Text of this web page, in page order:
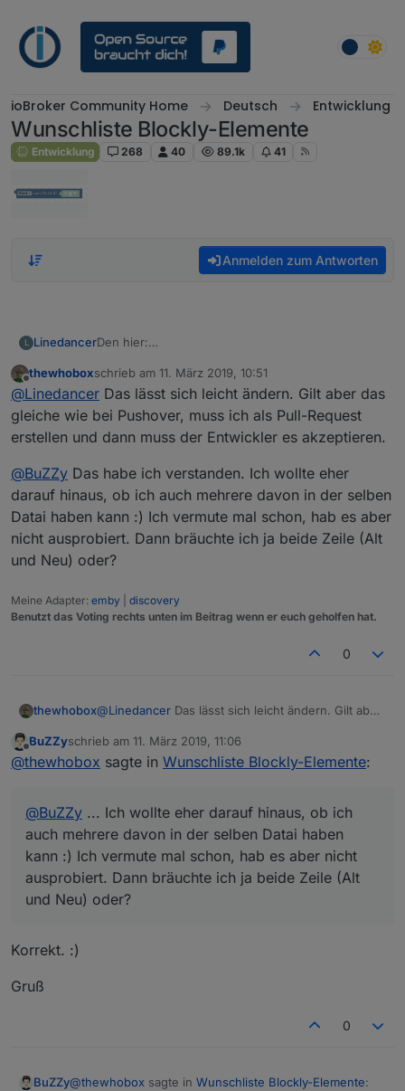
ioBroker Community Home Deutsch Entwicklung
Wunschliste Blockly-Elemente
Entwicklung 268 40 89.1k 41
Anmelden zum Antworten
L LinedancerDen hier:
Offline
thewhoboxschrieb am 11. März 2019, 10:51
zuletzt editiert von
@Linedancer Das lässt sich leicht ändern. Gilt aber das
gleiche wie bei Pushover, muss ich als Pull-Request
erstellen und dann muss der Entwickler es akzeptieren.
@BuZZy Das habe ich verstanden. Ich wollte eher
darauf hinaus, ob ich auch mehrere davon in der selben
Datai haben kann :) Ich vermute mal schon, hab es aber
nicht ausprobiert. Dann bräuchte ich ja beide Zeile (Alt
und Neu) oder?
Meine Adapter: emby
discovery
Benutzt das Voting rechts unten im Beitrag wenn er euch geholfen hat.
0
thewhobox@Linedancer Das lässt sich leicht ändern. Gilt aber
Request erstellen und dann muss der Entwickler
es akzeptieren.
@ BuZZy Das habe ich verstanden. Ich wollte eher
darauf hinaus, ob ich auch mehrere davon in der
beide Zeile (Alt und Neu) oder?
Offline
BuZZyschrieb am 11. März 2019, 11:06
zuletzt editiert von
@thewhobox sagte in Wunschliste Blockly-Elemente:
@BuZZy ... Ich wollte eher darauf hinaus, ob ich
auch mehrere davon in der selben Datai haben
kann :) Ich vermute mal schon, hab es aber nicht
ausprobiert. Dann bräuchte ich ja beide Zeile (Alt
und Neu) oder?
Korrekt. :)
Gruß
0
BuZZy@thewhobox sagte in Wunschliste Blockly-Elemente: